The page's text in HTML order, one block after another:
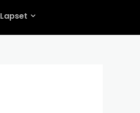
Lapset